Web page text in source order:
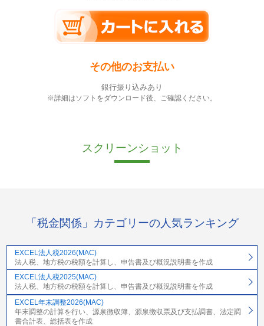
その他のお支払い
銀行振り込みあり
※詳細はソフトをダウンロード後、ご確認ください。
スクリーンショット
「税金関係」カテゴリーの人気ランキング
EXCEL法人税2026(MAC)
法人税、地方税の税額を計算し、申告書及び概況説明書を作成
EXCEL法人税2025(MAC)
法人税、地方税の税額を計算し、申告書及び概況説明書を作成
EXCEL年末調整2026(MAC)
年末調整の計算を行い、源泉徴収簿、源泉徴収票及び支払調書、法定調
書合計表、総括表を作成